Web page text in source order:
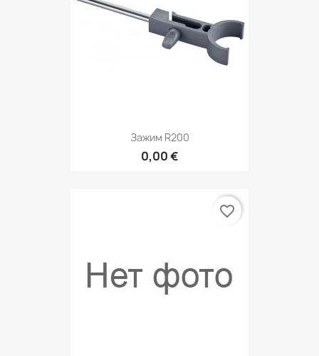
Зажим R200
0,00 €
favorite_border